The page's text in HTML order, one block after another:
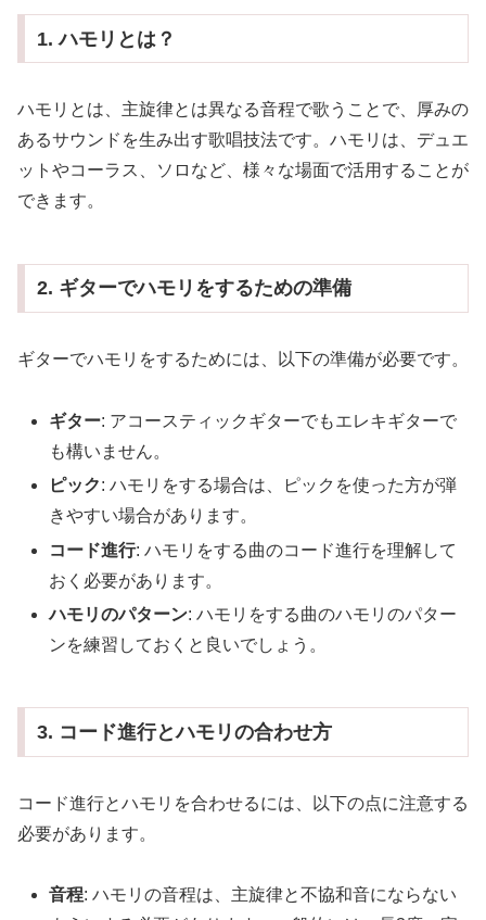
1. ハモリとは？
ハモリとは、主旋律とは異なる音程で歌うことで、厚みの
あるサウンドを生み出す歌唱技法です。ハモリは、デュエ
ットやコーラス、ソロなど、様々な場面で活用することが
できます。
2. ギターでハモリをするための準備
ギターでハモリをするためには、以下の準備が必要です。
ギター: アコースティックギターでもエレキギターで
も構いません。
ピック: ハモリをする場合は、ピックを使った方が弾
きやすい場合があります。
コード進行: ハモリをする曲のコード進行を理解して
おく必要があります。
ハモリのパターン: ハモリをする曲のハモリのパター
ンを練習しておくと良いでしょう。
3. コード進行とハモリの合わせ方
コード進行とハモリを合わせるには、以下の点に注意する
必要があります。
音程: ハモリの音程は、主旋律と不協和音にならない